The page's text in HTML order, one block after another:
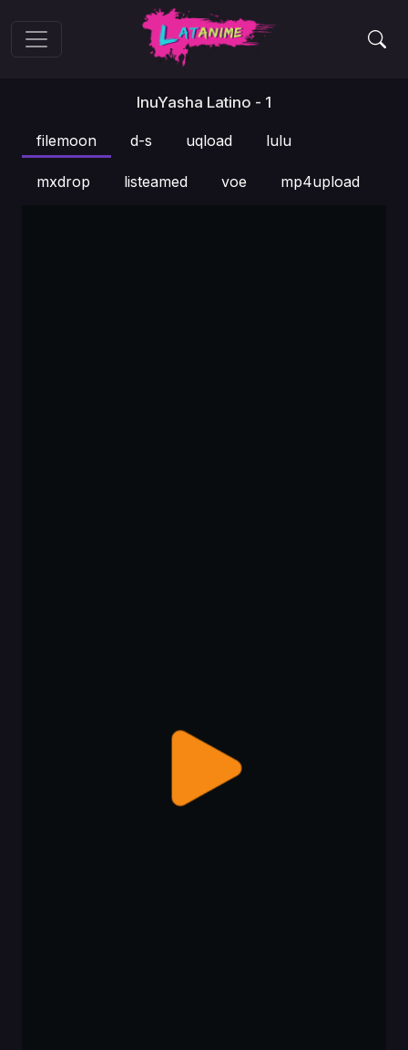
InuYasha Latino - 1
filemoon d-s uqload lulu
mxdrop listeamed voe mp4upload